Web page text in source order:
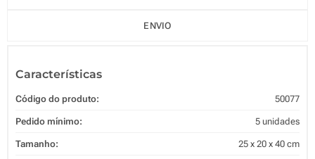
ENVIO
Características
Código do produto: 50077
Pedido mínimo: 5 unidades
Tamanho: 25 x 20 x 40 cm